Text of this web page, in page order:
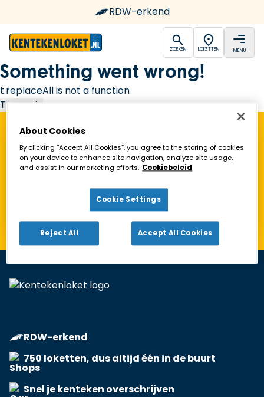
RDW-erkend
open
ZOEKEN LOKETTEN MENU
Something went wrong!
t.replaceAll is not a function
Try again
Vind een Kentekenloket in de buurt!
Toon alleen geopende loketten
RDW-erkend
750 loketten, dus altijd één in de buurt
Snel je kenteken overschrijven
About Cookies
By clicking “Accept All Cookies”, you agree to the storing of cookies
on your device to enhance site navigation, analyze site usage,
and assist in our marketing efforts. Cookiebeleid
Cookie Settings
Reject All Accept All Cookies